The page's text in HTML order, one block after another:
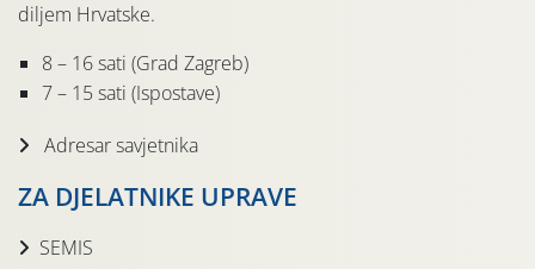
diljem Hrvatske.
8 – 16 sati (Grad Zagreb)
7 – 15 sati (Ispostave)
Adresar savjetnika
ZA DJELATNIKE UPRAVE
SEMIS